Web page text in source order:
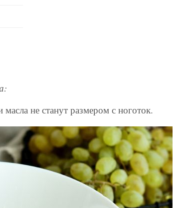
не станут размером с ноготок.